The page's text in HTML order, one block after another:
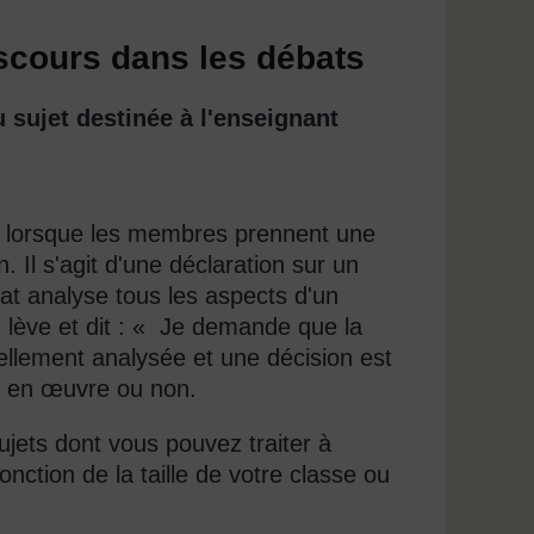
dans les débats
sujet destinée à l'enseignant
les membres prennent une
Il s'agit d'une déclaration sur un
analyse tous les aspects d'un
et dit : « Je demande que la
analysée et une décision est
en œuvre ou non.
dont vous pouvez traiter à
de la taille de votre classe ou